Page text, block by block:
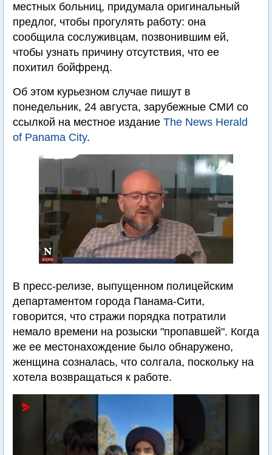
местных больниц, придумала оригинальный
предлог, чтобы прогулять работу: она
сообщила сослуживцам, позвонившим ей,
чтобы узнать причину отсутствия, что ее
похитил бойфренд.
Об этом курьезном случае пишут в
понедельник, 24 августа, зарубежные СМИ со
ссылкой на местное издание The News Herald
of Panama City.
В пресс-релизе, выпущенном полицейским
департаментом города Панама-Сити,
говорится, что стражи порядка потратили
немало времени на розыски "пропавшей". Когда
же ее местонахождение было обнаружено,
женщина созналась, что солгала, поскольку на
хотела возвращаться к работе.